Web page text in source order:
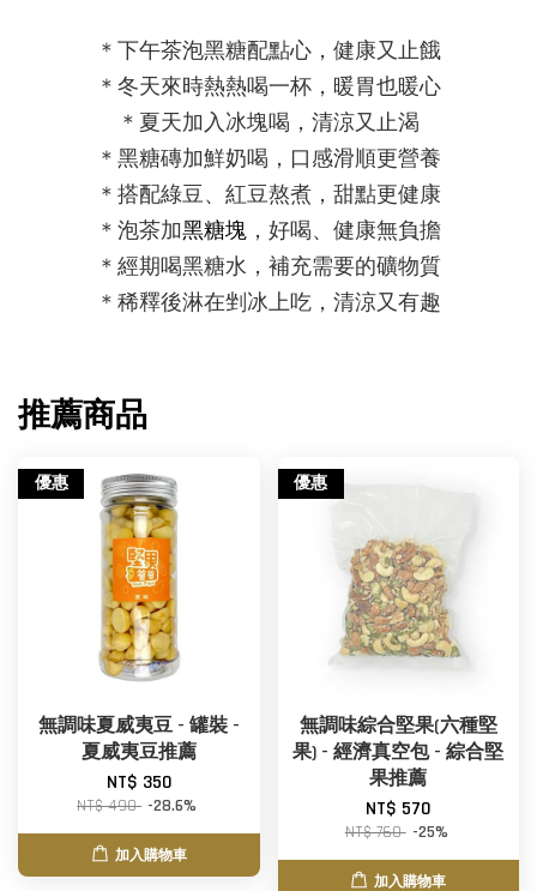
＊下午茶泡黑糖配點心，健康又止餓
＊冬天來時熱熱喝一杯，暖胃也暖心
＊夏天加入冰塊喝，清涼又止渴
＊ 黑糖磚加鮮奶喝，口感滑順更營養
＊搭配綠豆、紅豆熬煮，甜點更健康
＊泡茶加黑糖塊 ，好喝、健康無負擔
＊經期喝黑糖水，補充需要的礦物質
＊稀釋後淋在剉冰上吃，清涼又有趣
推薦商品
優惠
無調味夏威夷豆 - 罐裝 -
夏威夷豆推薦
NT$ 350
NT$ 490 -28.6%
加入購物車
優惠
無調味綜合堅果(六種堅
果) - 經濟真空包 - 綜合堅
果推薦
NT$ 570
NT$ 760 -25%
加入購物車